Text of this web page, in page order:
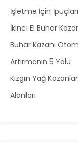
İşletme İçin İpuçları
İkinci El Buhar
Buhar Kazanı
Artırmanın 5 Yolu
Kızgın Yağ
Alanları